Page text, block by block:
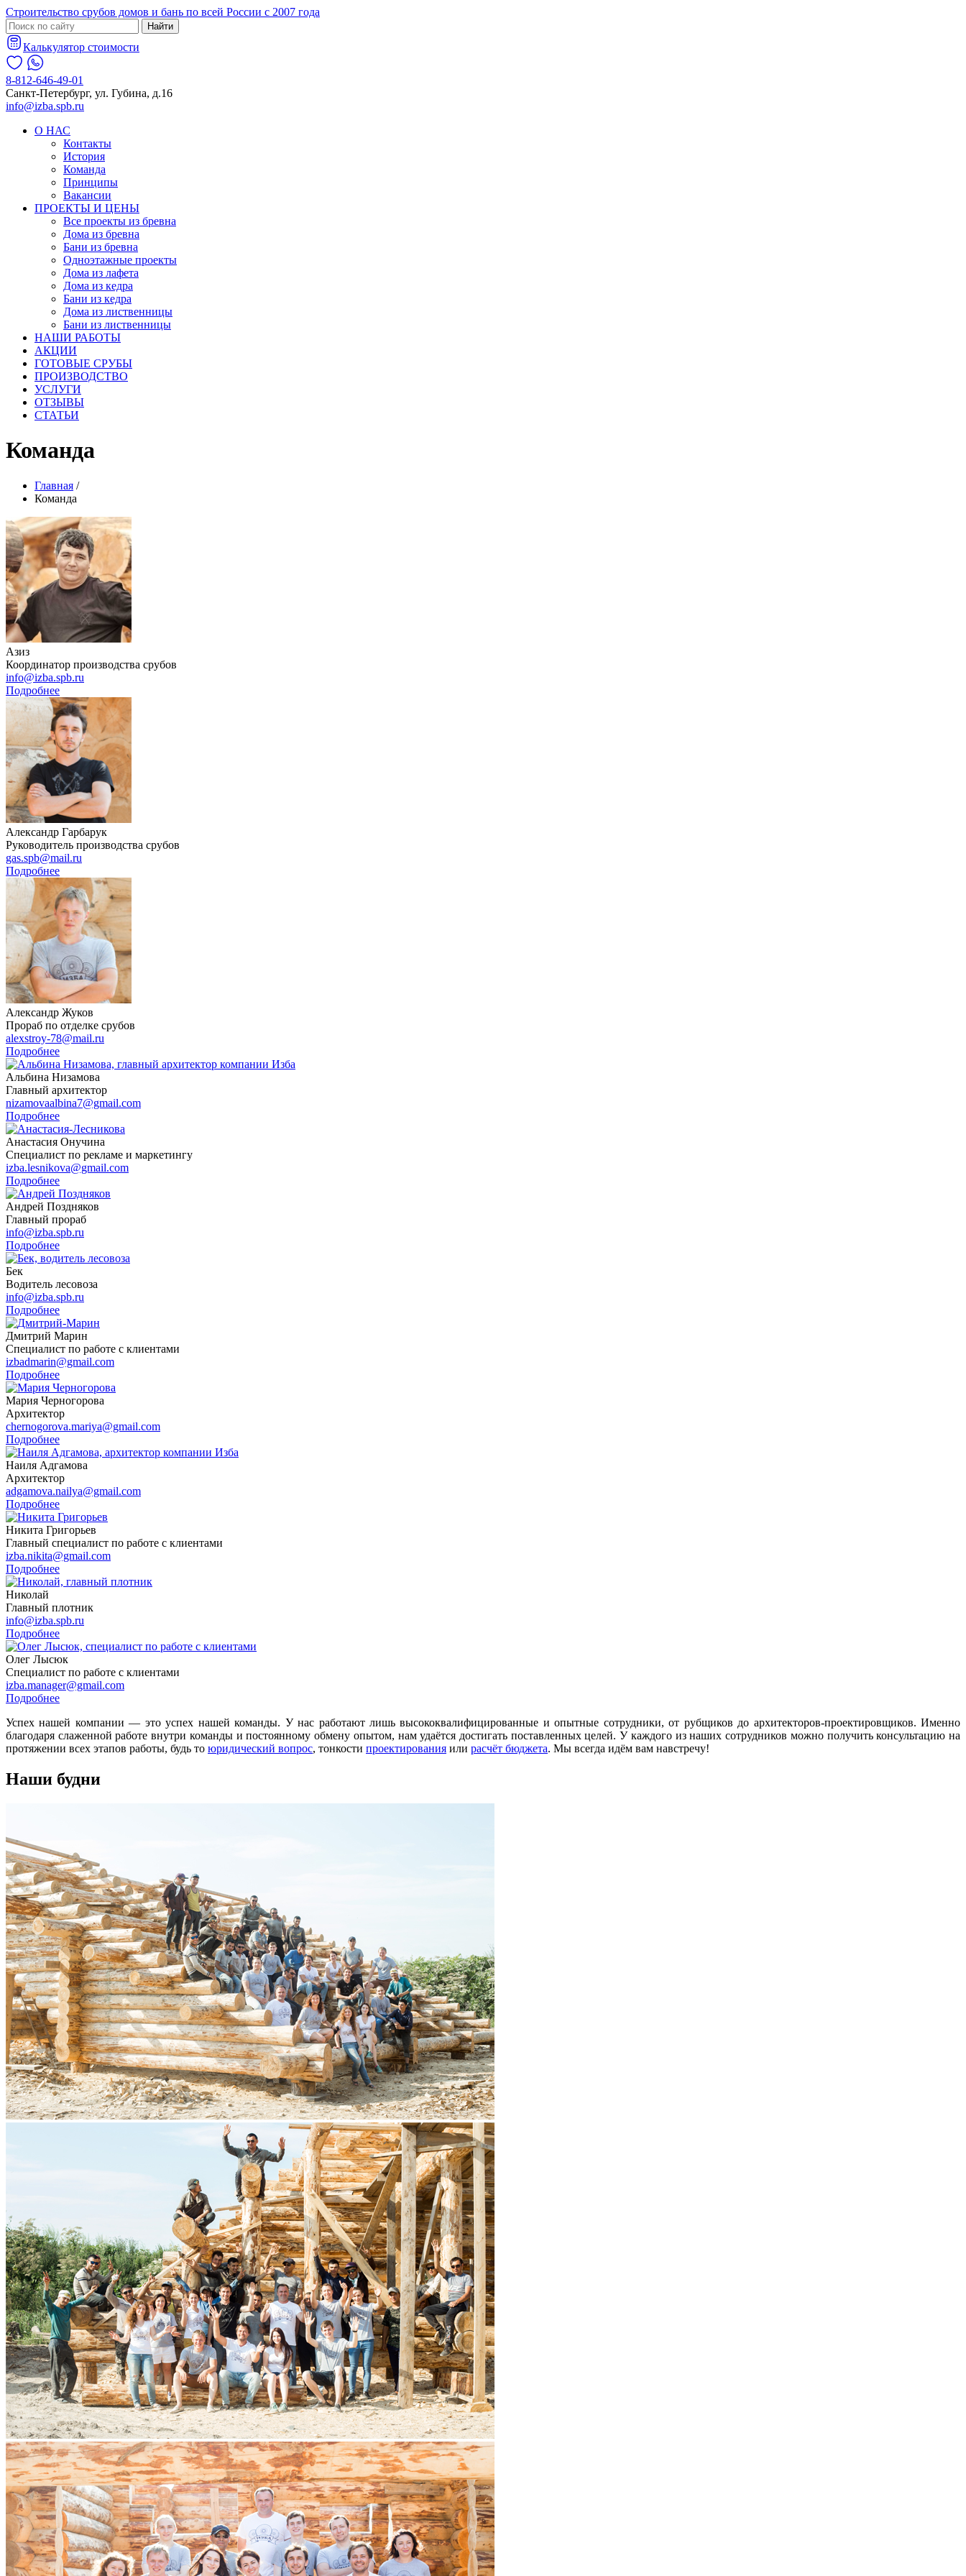
Строительство срубов домов и бань по всей России с 2007 года
Найти
Калькулятор стоимости
8-812-646-49-01
Санкт-Петербург, ул. Губина, д.16
info@izba.spb.ru
О НАС
Контакты
История
Команда
Принципы
Вакансии
ПРОЕКТЫ И ЦЕНЫ
Все проекты из бревна
Дома из бревна
Бани из бревна
Одноэтажные проекты
Дома из лафета
Дома из кедра
Бани из кедра
Дома из лиственницы
Бани из лиственницы
НАШИ РАБОТЫ
АКЦИИ
ГОТОВЫЕ СРУБЫ
ПРОИЗВОДСТВО
УСЛУГИ
ОТЗЫВЫ
СТАТЬИ
Команда
Главная /
Команда
Азиз
Координатор производства срубов
info@izba.spb.ru
Подробнее
Александр Гарбарук
Руководитель производства срубов
gas.spb@mail.ru
Подробнее
Александр Жуков
Прораб по отделке срубов
alexstroy-78@mail.ru
Подробнее
Альбина Низамова
Главный архитектор
nizamovaalbina7@gmail.com
Подробнее
Анастасия Онучина
Специалист по рекламе и маркетингу
izba.lesnikova@gmail.com
Подробнее
Андрей Поздняков
Главный прораб
info@izba.spb.ru
Подробнее
Бек
Водитель лесовоза
info@izba.spb.ru
Подробнее
Дмитрий Марин
Специалист по работе с клиентами
izbadmarin@gmail.com
Подробнее
Мария Черногорова
Архитектор
chernogorova.mariya@gmail.com
Подробнее
Наиля Адгамова
Архитектор
adgamova.nailya@gmail.com
Подробнее
Никита Григорьев
Главный специалист по работе с клиентами
izba.nikita@gmail.com
Подробнее
Николай
Главный плотник
info@izba.spb.ru
Подробнее
Олег Лысюк
Специалист по работе с клиентами
izba.manager@gmail.com
Подробнее
Успех нашей компании — это успех нашей команды. У нас работают лишь высококвалифицированные и опытные сотрудники, от рубщиков до архитекторов-проектировщиков. Именно
благодаря слаженной работе внутри команды и постоянному обмену опытом, нам удаётся достигать поставленных целей. У каждого из наших сотрудников можно получить консультацию на
протяжении всех этапов работы, будь то юридический вопрос, тонкости проектирования или расчёт бюджета. Мы всегда идём вам навстречу!
Наши будни